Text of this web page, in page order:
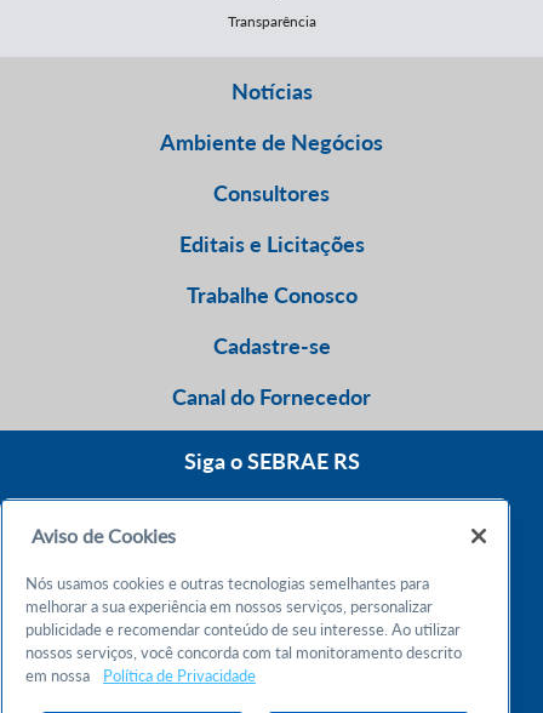
Transparência
Notícias
Ambiente de Negócios
Consultores
Editais e Licitações
Trabalhe Conosco
Cadastre-se
Canal do Fornecedor
Siga o SEBRAE RS
Atendimento 24h
Chame no WhatsApp
Aviso de Cookies
Nós usamos cookies e outras tecnologias semelhantes para
melhorar a sua experiência em nossos serviços, personalizar
publicidade e recomendar conteúdo de seu interesse. Ao utilizar
nossos serviços, você concorda com tal monitoramento descrito
em nossa
Política de Privacidade